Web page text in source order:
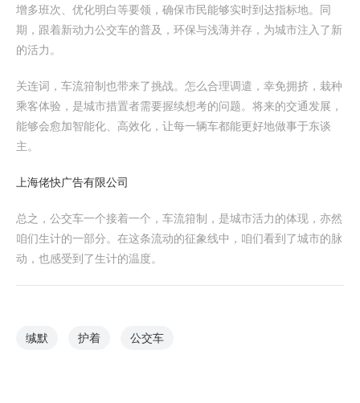
增多班次、优化明白等要领，确保市民能够实时到达指标地。同
期，跟着新动力公交车的普及，环保与浅薄并存，为城市注入了新
的活力。
关连词，车流箝制也带来了挑战。怎么合理调遣，幸免拥挤，栽种
乘客体验，是城市措置者需要握续想考的问题。将来的交通发展，
能够会愈加智能化、高效化，让每一辆车都能更好地做事于东谈
主。
上海佬快广告有限公司
总之，公交车一个接着一个，车流箝制，是城市活力的体现，亦然
咱们生计的一部分。在这条流动的征象线中，咱们看到了城市的脉
动，也感受到了生计的温度。
缄默 护着 公交车